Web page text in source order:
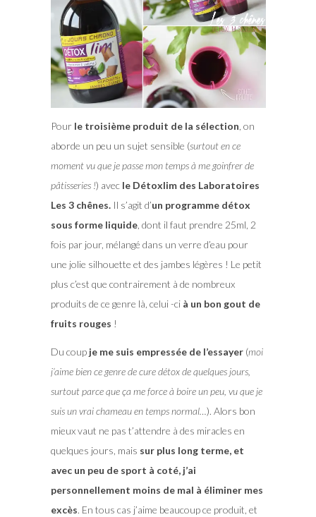
Pour le troisième produit de la sélection , on
aborde un peu un sujet sensible (surtout en ce
moment vu que je passe mon temps à me goinfrer de
pâtisseries !) avec le Détoxlim des Laboratoires
Les 3 chênes.Il s’agit d’un programme détox
sous forme liquide, dont il faut prendre 25ml, 2
fois par jour, mélangé dans un verre d’eau pour
une jolie silhouette et des jambes légères ! Le petit
plus c’est que contrairement à de nombreux
produits de ce genre là, celui -ci à un bon gout de
fruits rouges !
Du coup je me suis empressée de l’essayer(moi
j’aime bien ce genre de cure détox de quelques jours,
surtout parce que ça me force à boire un peu, vu que je
suis un vrai chameau en temps normal…). Alors bon
mieux vaut ne pas t’attendre à des miracles en
quelques jours, mais sur plus long terme, et
avec un peu de sport à coté, j’ai
personnellement moins de mal à éliminer mes
excès. En tous cas j’aime beaucoup ce produit, et